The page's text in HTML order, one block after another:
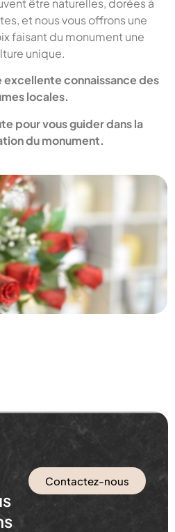
être naturelles, dorées à
et nous vous offrons une
faisant du monument une
unique.
excellente connaissance des
locales.
pour vous guider dans la
du monument.
Contactez-nous